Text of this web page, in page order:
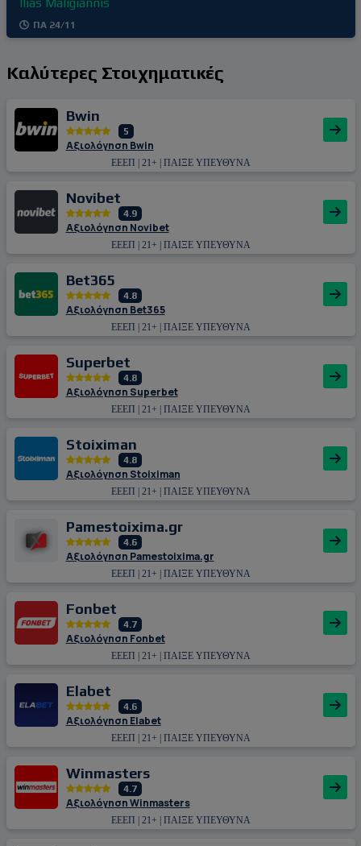
Ilias Maligiannis
ΠΑ 24/11
Καλύτερες Στοιχηματικές
Bwin
5
Αξιολόγηση Bwin
ΕΕΕΠ | 21+ | ΠΑΙΞΕ ΥΠΕΥΘΥΝΑ
Novibet
4.9
Αξιολόγηση Novibet
ΕΕΕΠ | 21+ | ΠΑΙΞΕ ΥΠΕΥΘΥΝΑ
Bet365
4.8
Αξιολόγηση Bet365
ΕΕΕΠ | 21+ | ΠΑΙΞΕ ΥΠΕΥΘΥΝΑ
Superbet
4.8
Αξιολόγηση Superbet
ΕΕΕΠ | 21+ | ΠΑΙΞΕ ΥΠΕΥΘΥΝΑ
Stoiximan
4.8
Αξιολόγηση Stoiximan
ΕΕΕΠ | 21+ | ΠΑΙΞΕ ΥΠΕΥΘΥΝΑ
Pamestoixima.gr
4.6
Αξιολόγηση Pamestoixima.gr
ΕΕΕΠ | 21+ | ΠΑΙΞΕ ΥΠΕΥΘΥΝΑ
Fonbet
4.7
Αξιολόγηση Fonbet
ΕΕΕΠ | 21+ | ΠΑΙΞΕ ΥΠΕΥΘΥΝΑ
Εlabet
4.6
Αξιολόγηση Εlabet
ΕΕΕΠ | 21+ | ΠΑΙΞΕ ΥΠΕΥΘΥΝΑ
Winmasters
4.7
Αξιολόγηση Winmasters
ΕΕΕΠ | 21+ | ΠΑΙΞΕ ΥΠΕΥΘΥΝΑ